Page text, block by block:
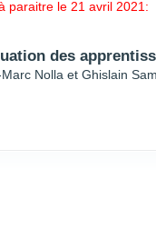
paraitre le 21 avril 2021:
des
Nolla et Ghislain